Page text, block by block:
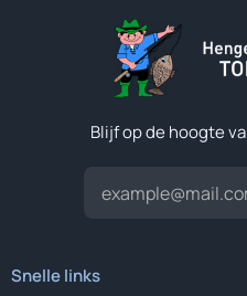
Blijf op de hoogte
Snelle links